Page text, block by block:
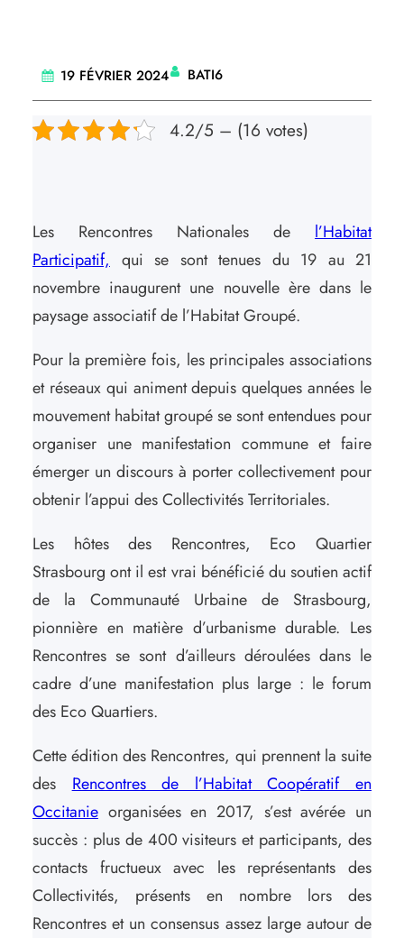
19 FÉVRIER 2024 BATI6
4.2/5 – (16 votes)
Les Rencontres Nationales de l’Habitat
Participatif, qui se sont tenues du 19 au 21
novembre inaugurent une nouvelle ère dans le
paysage associatif de l’Habitat Groupé.
Pour la première fois, les principales associations
et réseaux qui animent depuis quelques années le
mouvement habitat groupé se sont entendues pour
organiser une manifestation commune et faire
émerger un discours à porter collectivement pour
obtenir l’appui des Collectivités Territoriales.
Les hôtes des Rencontres, Eco Quartier
Strasbourg ont il est vrai bénéficié du soutien actif
de la Communauté Urbaine de Strasbourg,
pionnière en matière d’urbanisme durable. Les
Rencontres se sont d’ailleurs déroulées dans le
cadre d’une manifestation plus large : le forum
des Eco Quartiers.
Cette édition des Rencontres, qui prennent la suite
des Rencontres de l’Habitat Coopératif en
Occitanie organisées en 2017, s’est avérée un
succès : plus de 400 visiteurs et participants, des
contacts fructueux avec les représentants des
Collectivités, présents en nombre lors des
Rencontres et un consensus assez large autour de